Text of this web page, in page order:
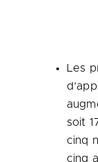
Les
soit
cinq
cinq